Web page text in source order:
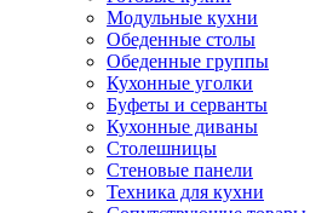
Модульные кухни
Обеденные столы
Обеденные группы
Кухонные уголки
Буфеты и серванты
Кухонные диваны
Столешницы
Стеновые панели
Техника для кухни